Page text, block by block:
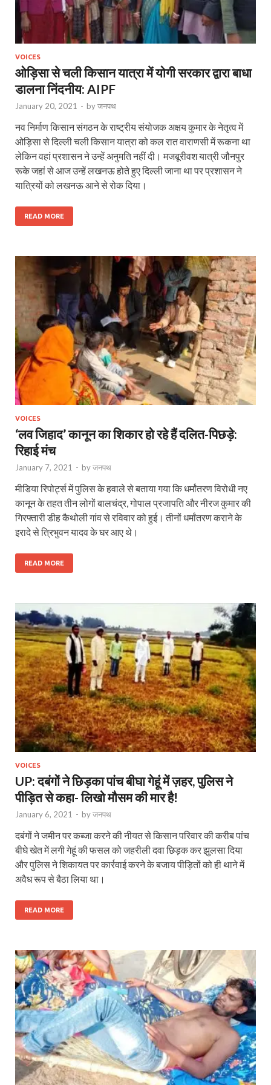
VOICES
ओड़िसा से चली किसान यात्रा में योगी सरकार द्वारा बाधा
डालना निंदनीय: AIPF
January 20, 2021 - byजनपथ
नव निर्माण किसान संगठन के राष्ट्रीय संयोजक अक्षय कुमार के नेतृत्व में
ओड़िसा से दिल्ली चली किसान यात्रा को कल रात वाराणसी में रूकना था
लेकिन वहां प्रशासन ने उन्हें अनुमति नहीं दी। मजबूरीवश यात्री जौनपुर
रूके जहां से आज उन्हें लखनऊ होते हुए दिल्ली जाना था पर प्रशासन ने
यात्रियों को लखनऊ आने से रोक दिया।
READ MORE
VOICES
‘लव जिहाद’ कानून का शिकार हो रहे हैं दलित-पिछड़े:
रिहाई मंच
January 7, 2021 - byजनपथ
मीडिया रिपोर्ट्स में पुलिस के हवाले से बताया गया कि धर्मांतरण विरोधी नए
कानून के तहत तीन लोगों बालचंद्र, गोपाल प्रजापति और नीरज कुमार की
गिरफ्तारी डीह कैथोली गांव से रविवार को हुई। तीनों धर्मांतरण कराने के
इरादे से त्रिभुवन यादव के घर आए थे।
READ MORE
VOICES
UP: दबंगों ने छिड़का पांच बीघा गेहूं में ज़हर, पुलिस ने
पीड़ित से कहा- लिखो मौसम की मार है!
January 6, 2021 - byजनपथ
दबंगों ने जमीन पर कब्जा करने की नीयत से किसान परिवार की करीब पांच
बीघे खेत में लगी गेहूं की फसल को जहरीली दवा छिड़क कर झुलसा दिया
और पुलिस ने शिकायत पर कार्रवाई करने के बजाय पीड़ितों को ही थाने में
अवैध रूप से बैठा लिया था।
READ MORE